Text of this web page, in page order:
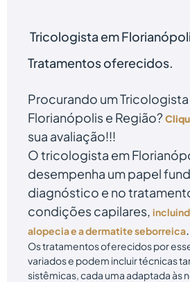
Tricologista em
Tratamentos oferecidos.
Procurando um
Florianópolis e Região?
sua avaliação!!!
O tricologista em
desempenha um papel
diagnóstico e no
condições capilares,
alopecia e a dermatite seborreica.
Os tratamentos oferecidos por
variados e podem incluir técnicas
sistêmicas, cada uma adaptada às